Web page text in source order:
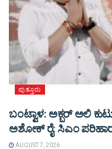
ಪುತ್ತೂರು
ಬಂಟ್ವಾಳ: ಅಕ್ಬರ್ ಅಲಿ
ಅಶೋಕ್ ರೈ: ಸಿಎಂ
AUGUST 7, 2026